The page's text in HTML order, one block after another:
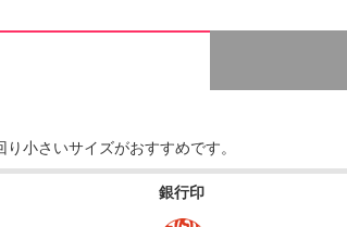
小さいサイズがおすすめです。
銀行印